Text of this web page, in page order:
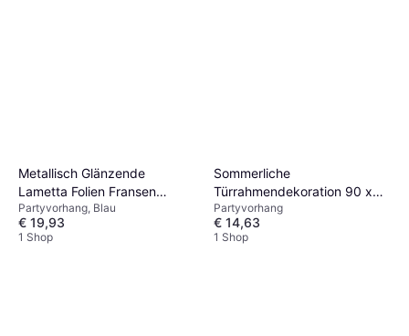
Metallisch Glänzende
Lametta Folien Fransen
Vorhänge 1 m x 2 m
Partyvorhang, Blau
€ 19,93
1 Shop
Sommerliche
Türrahmendekoration 90 x
200 cm
Partyvorhang
€ 14,63
1 Shop